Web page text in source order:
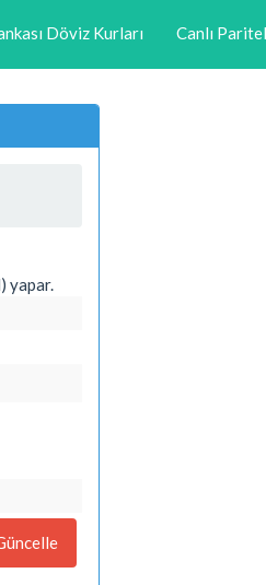
Döviz Kurları Canlı
yapar.